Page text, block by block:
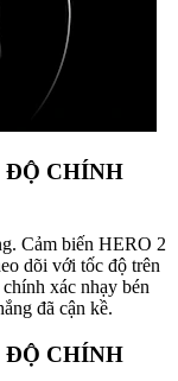
ĐỘ CHÍNH
Cảm biến HERO 2
dõi với tốc độ trên
xác nhạy bén
đã cận kề.
ĐỘ CHÍNH